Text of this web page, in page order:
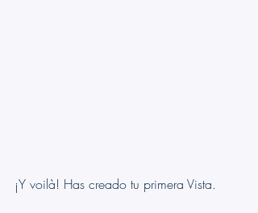
¡Y voilà! Has creado tu primera Vista.